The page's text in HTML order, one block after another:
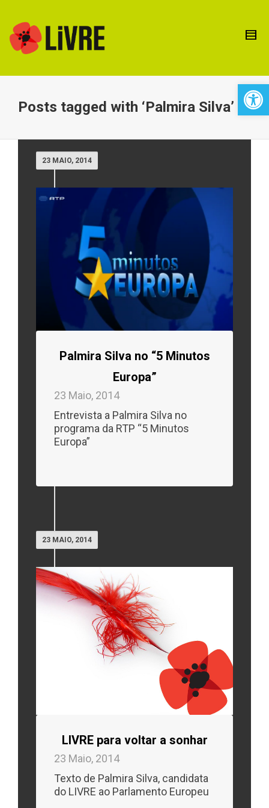
Posts tagged with ‘Palmira Silva’
23 MAIO, 2014
Palmira Silva no “5 Minutos
Europa”
23 Maio, 2014
Entrevista a Palmira Silva no
programa da RTP “5 Minutos
Europa”
23 MAIO, 2014
LIVRE para voltar a sonhar
23 Maio, 2014
Texto de Palmira Silva, candidata
do LIVRE ao Parlamento Europeu